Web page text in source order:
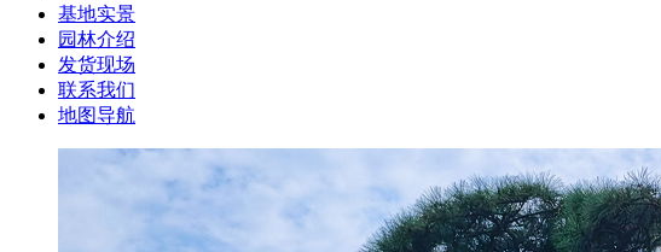
基地实景
园林介绍
发货现场
联系我们
地图导航